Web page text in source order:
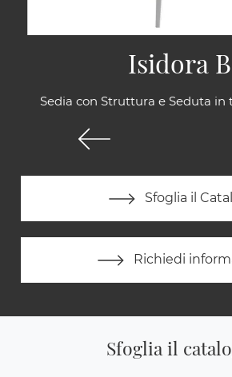
Sedia con Struttura e Seduta in
Sfoglia il
Richiedi
Isidora B
Sfoglia il